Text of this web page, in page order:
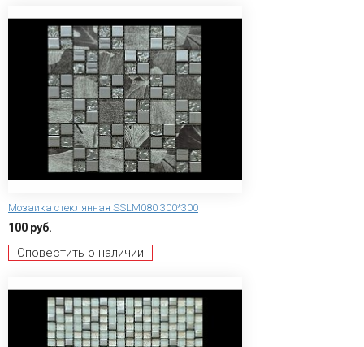
Мозаика стеклянная SSLM080 300*300
100 руб.
Оповестить о наличии